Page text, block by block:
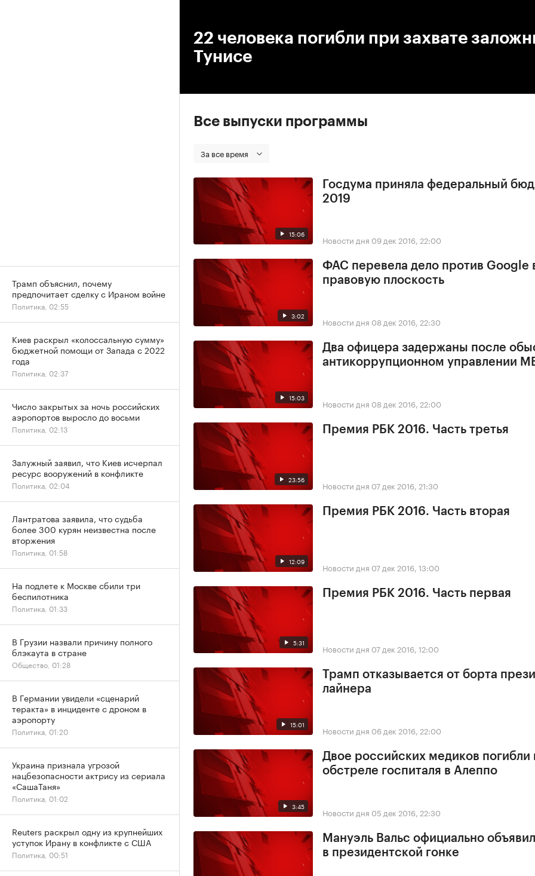
22 человека погибли при захвате
Тунисе
Все выпуски программы
За все время
15:06
Госдума приняла федеральный
2019
Новости дня 09 дек 2016, 22:00
3:02
ФАС перевела дело против Google
правовую плоскость
Новости дня 08 дек 2016, 22:30
15:03
Два офицера задержаны после
антикоррупционном управлении
Новости дня 08 дек 2016, 22:00
23:56
Премия РБК 2016. Часть третья
Новости дня 07 дек 2016, 21:30
12:09
Премия РБК 2016. Часть вторая
Новости дня 07 дек 2016, 13:00
5:31
Премия РБК 2016. Часть первая
Новости дня 07 дек 2016, 12:00
15:01
Трамп отказывается от борта
лайнера
Новости дня 06 дек 2016, 22:00
3:45
Двое российских медиков погибли
обстреле госпиталя в Алеппо
Новости дня 05 дек 2016, 22:30
Мануэль Вальс официально
в президентской гонке
Трамп объяснил, почему
предпочитает сделку с Ираном войне
Политика, 02:55
Киев раскрыл «колоссальную сумму»
бюджетной помощи от Запада с 2022
года
Политика, 02:37
Число закрытых за ночь российских
аэропортов выросло до восьми
Политика, 02:13
Залужный заявил, что Киев исчерпал
ресурс вооружений в конфликте
Политика, 02:04
Лантратова заявила, что судьба
более 300 курян неизвестна после
вторжения
Политика, 01:58
На подлете к Москве сбили три
беспилотника
Политика, 01:33
В Грузии назвали причину полного
блэкаута в стране
Общество, 01:28
В Германии увидели «сценарий
теракта» в инциденте с дроном в
аэропорту
Политика, 01:20
Украина признала угрозой
нацбезопасности актрису из сериала
«СашаТаня»
Политика, 01:02
Reuters раскрыл одну из крупнейших
уступок Ирану в конфликте с США
Политика, 00:51